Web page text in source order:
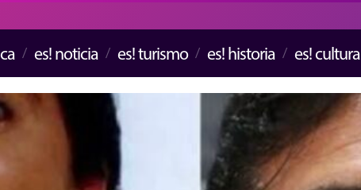
es! noticia es! turismo es! historia es! cultura